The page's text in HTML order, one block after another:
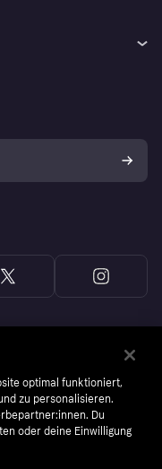
optimal funktioniert,
zu personalisieren.
Du
oder deine Einwilligung